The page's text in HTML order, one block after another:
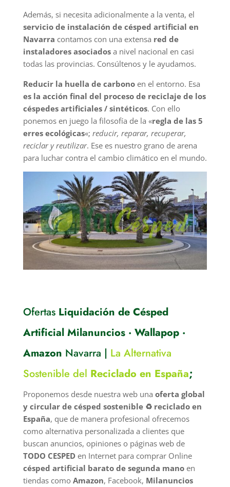
Además, si necesita adicionalmente a la venta, el
servicio de instalación de césped artificial en
Navarra contamos con una extensa red de
instaladores asociadosa nivel nacional en casi
todas las provincias. Consúltenos y le ayudamos.
Reducir la huella de carbonoen el entorno. Esa
es la acción final del proceso de reciclaje de los
céspedes artificiales / sintéticos. Con ello
ponemos en juego la filosofía de la «regla de las 5
erres ecológicas«; reducir, reparar, recuperar,
reciclar y reutilizar. Ese es nuestro grano de arena
para luchar contra el cambio climático en el mundo.
Ofertas Liquidación de Césped
Artificial Milanuncios · Wallapop ·
Amazon Navarra | La Alternativa
Sostenible del Reciclado en España;
Proponemos desde nuestra web una oferta global
y circular de césped sostenible ♻️ reciclado en
España, que de manera profesional ofrecemos
como alternativa personalizada a clientes que
buscan anuncios, opiniones o páginas web de
TODO CESPEDen Internet para comprar Online
césped artificial barato de segunda manoen
tiendas como Amazon, Facebook, Milanuncios